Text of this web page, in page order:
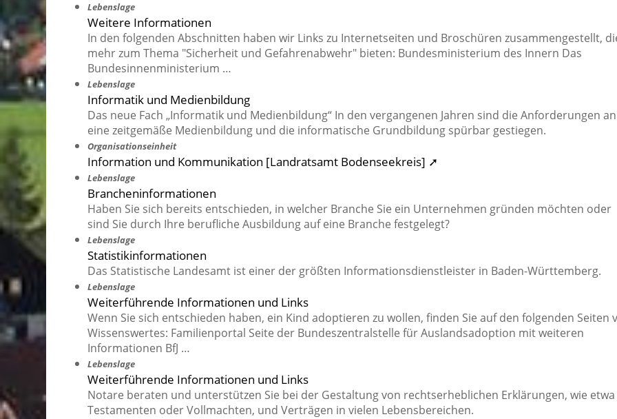
Lebenslage
Weitere Informationen
In den folgenden Abschnitten haben wir Links zu Internetseiten und Broschüren zusammengestellt,
mehr zum Thema "Sicherheit und Gefahrenabwehr" bieten: Bundesministerium des Innern Das
Bundesinnenministerium …
Lebenslage
Informatik und Medienbildung
Das neue Fach „Informatik und Medienbildung“ In den vergangenen Jahren sind die Anforderungen an
eine zeitgemäße Medienbildung und die informatische Grundbildung spürbar gestiegen.
Organisationseinheit
Information und Kommunikation [Landratsamt Bodenseekreis] ➚
Lebenslage
Brancheninformationen
Haben Sie sich bereits entschieden, in welcher Branche Sie ein Unternehmen gründen möchten oder
sind Sie durch Ihre berufliche Ausbildung auf eine Branche festgelegt?
Lebenslage
Statistikinformationen
Das Statistische Landesamt ist einer der größten Informationsdienstleister in Baden-Württemberg.
Lebenslage
Weiterführende Informationen und Links
Wenn Sie sich entschieden haben, ein Kind adoptieren zu wollen, finden Sie auf den folgenden Seiten
Wissenswertes: Familienportal Seite der Bundeszentralstelle für Auslandsadoption mit weiteren
Informationen BfJ …
Lebenslage
Weiterführende Informationen und Links
Notare beraten und unterstützen Sie bei der Gestaltung von rechtserheblichen Erklärungen, wie etwa
Testamenten oder Vollmachten, und Verträgen in vielen Lebensbereichen.